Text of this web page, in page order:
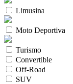
Limusina
Moto Deportiva
Turismo
Convertible
Off-Road
SUV